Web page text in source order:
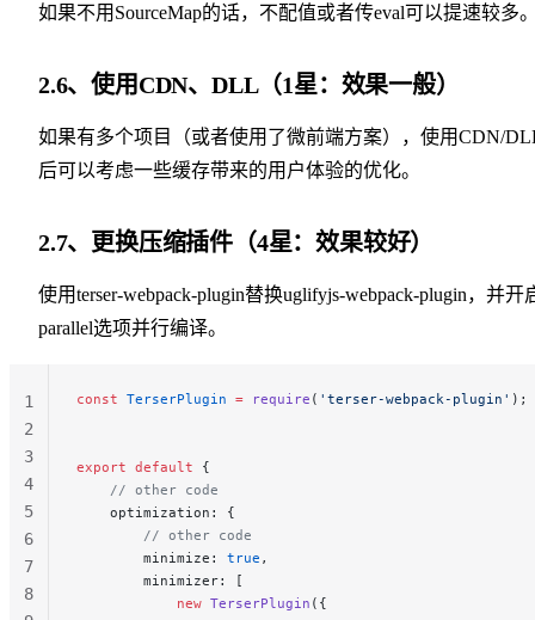
如果不用SourceMap的话，不配值或者传eval可以提速较多
2.6、使用CDN、DLL（1星：效果一般）
如果有多个项目（或者使用了微前端方案），使用CDN/
后可以考虑一些缓存带来的用户体验的优化。
2.7、更换压缩插件（4星：效果较好）
使用terser-webpack-plugin替换uglifyjs-webpack-plugin，并开
parallel选项并行编译。
const TerserPlugin = require ( 'terser-webpack-plugin' );
export default {
    // other code
    optimization: {
        // other code
        minimize:
true ,
        minimizer: [
            new
TerserPlugin ({
1
2
3
4
5
6
7
8